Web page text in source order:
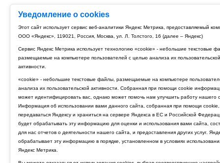
Уведомление о cookies
Этот сайт использует сервис веб-аналитики Яндекс Метрика, предоставляемый
ООО «Яндекс», 119021, Россия, Москва, ул. Л. Толстого, 16 (далее – Яндекс)
Сервис Яндекс Метрика использует технологию «cookie» - небольшие текстовые
размещаемые на компьютере пользователей с целью анализа их пользовательской
активности.
«cookie» - небольшие текстовые файлы, размещаемые на компьютере
анализа их пользовательской активности. Собранная при помощи cookie
может идентифицировать вас, однако может помочь нам улучшить работу нашего
Информация об использовании вами данного сайта, собранная при помощи cookie,
передаваться Яндексу и храниться на сервере Яндекса в ЕС и Российской
будет обрабатывать эту информацию для оценки и использования вами сайта,
для нас отчетов о деятельности нашего сайта, и предоставления других услуг.
обрабатывает эту информацию в порядке, установленном в условиях
Яндекс Метрика.